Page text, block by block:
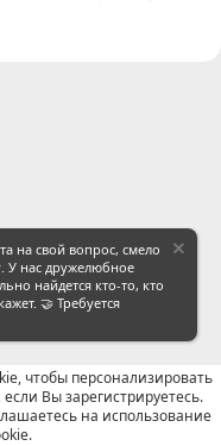
почта
на свой вопрос, смело
У нас дружелюбное
найдется кто-то, кто
🤝 Требуется
чтобы персонализировать
Вы зарегистрируетесь.
на использование